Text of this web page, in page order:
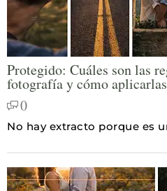
Protegido: Cuáles son las
fotografía y cómo aplicarlas
0
No hay extracto porque es